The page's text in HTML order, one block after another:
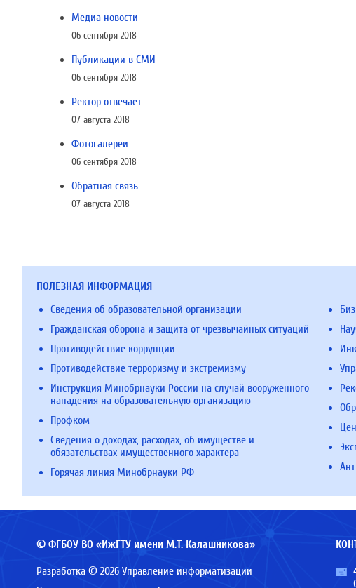
Медиа новости
06 сентября 2018
Публикации в СМИ
06 сентября 2018
Ректор отвечает
07 августа 2018
Фотогалереи
06 сентября 2018
Обратная связь
07 августа 2018
ПОЛЕЗНАЯ ИНФОРМАЦИЯ
Сведения об образовательной организации
Гражданская оборона и защита от чрезвычайных ситуаций
Противодействие коррупции
Противодействие терроризму и экстремизму
Инструкция Минобрнауки России на случай вооруженного
нападения на образовательную организацию
Профком
Сведения о доходах, расходах, об имуществе и
обязательствах имущественного характера
Горячая линия Минобрнауки РФ
© ФГБОУ ВО «ИжГТУ имени М.Т. Калашникова»
Разработка © 2026 Управление информатизации